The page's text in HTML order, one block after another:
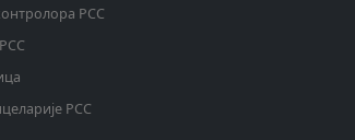
РСС
РСС